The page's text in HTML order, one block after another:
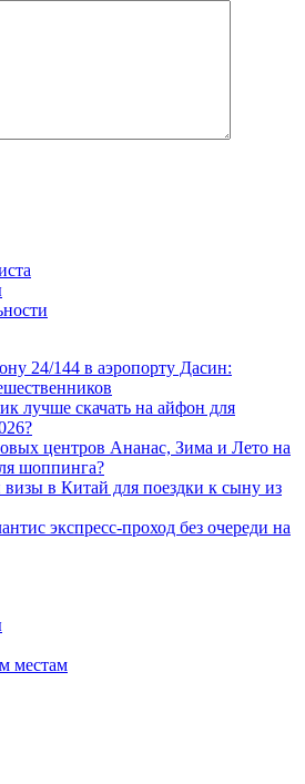
24/144 в аэропорту Дасин:
лучше скачать на айфон для
центров Ананас, Зима и Лето на
шоппинга?
в Китай для поездки к сыну из
экспресс-проход без очереди на
местам